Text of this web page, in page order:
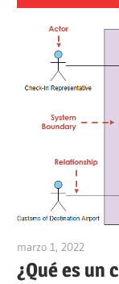
marzo 1, 2022
¿Qué es un